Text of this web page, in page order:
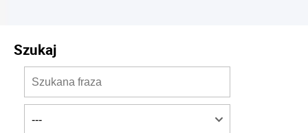
Szukaj